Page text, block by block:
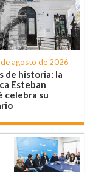
agosto de 2026
de historia: la
Esteban
celebra su